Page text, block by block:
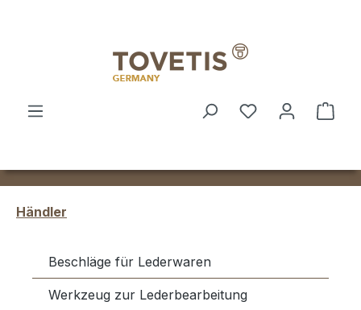
Händler
Beschläge für Lederwaren
Werkzeug zur Lederbearbeitung